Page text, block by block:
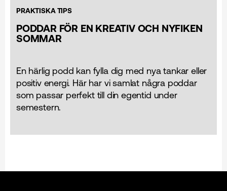
PRAKTISKA TIPS
PODDAR FÖR EN KREATIV OCH NYFIKEN
SOMMAR
En härlig podd kan fylla dig med nya tankar eller
positiv energi. Här har vi samlat några poddar
som passar perfekt till din egentid under
semestern.